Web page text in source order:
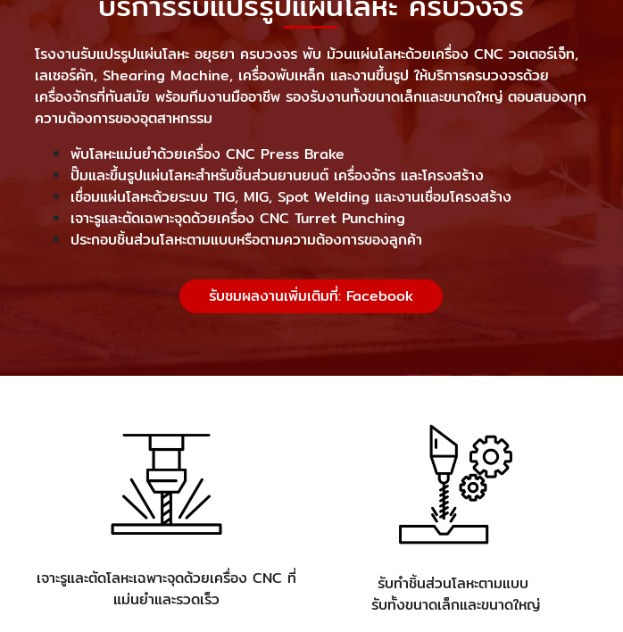
โรงงานรับแปรรูปแผ่นโลหะ อยุธยา ครบวงจร พับ ม้วนแผ่นโลหะด้วยเครื่อง CNC วอเตอร์เจ็ท,
เลเซอร์คัท, Shearing Machine, เครื่องพับเหล็ก และงานขึ้นรูป ให้บริการครบวงจรด้วย
เครื่องจักรที่ทันสมัย พร้อมทีมงานมืออาชีพ รองรับงานทั้งขนาดเล็กและขนาดใหญ่ ตอบสนองทุก
ความต้องการของอุตสาหกรรม
พับโลหะแม่นยำด้วยเครื่อง CNC Press Brake
ปั๊มและขึ้นรูปแผ่นโลหะสำหรับชิ้นส่วนยานยนต์ เครื่องจักร และโครงสร้าง
เชื่อมแผ่นโลหะด้วยระบบ TIG, MIG, Spot Welding และงานเชื่อมโครงสร้าง
เจาะรูและตัดเฉพาะจุดด้วยเครื่อง CNC Turret Punching
ประกอบชิ้นส่วนโลหะตามแบบหรือตามความต้องการของลูกค้า
รับชมผลงานเพิ่มเติมที่: Facebook
เจาะรูและตัดโลหะเฉพาะจุดด้วยเครื่อง CNC ที่
แม่นยำและรวดเร็ว
รับทำชิ้นส่วนโลหะตามแบบ
รับทั้งขนาดเล็กและขนาดใหญ่